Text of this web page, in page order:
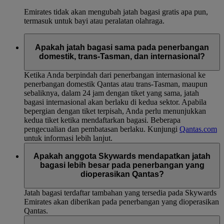
Emirates tidak akan mengubah jatah bagasi gratis apa pun,
termasuk untuk bayi atau peralatan olahraga.
Apakah jatah bagasi sama pada penerbangan
domestik, trans-Tasman, dan internasional?
Ketika Anda berpindah dari penerbangan internasional ke
penerbangan domestik Qantas atau trans-Tasman, maupun
sebaliknya, dalam 24 jam dengan tiket yang sama, jatah
bagasi internasional akan berlaku di kedua sektor. Apabila
bepergian dengan tiket terpisah, Anda perlu menunjukkan
kedua tiket ketika mendaftarkan bagasi. Beberapa
pengecualian dan pembatasan berlaku. Kunjungi Qantas.com
untuk informasi lebih lanjut.
Apakah anggota Skywards mendapatkan jatah
bagasi lebih besar pada penerbangan yang
dioperasikan Qantas?
Jatah bagasi terdaftar tambahan yang tersedia pada Skywards
Emirates akan diberikan pada penerbangan yang dioperasikan
Qantas.